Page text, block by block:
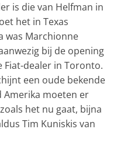
is die van Helfman in
het in Texas
was Marchionne
bij de opening
Fiat-dealer in Toronto.
een oude bekende
Amerika moeten er
het nu gaat, bijna
Tim Kuniskis van